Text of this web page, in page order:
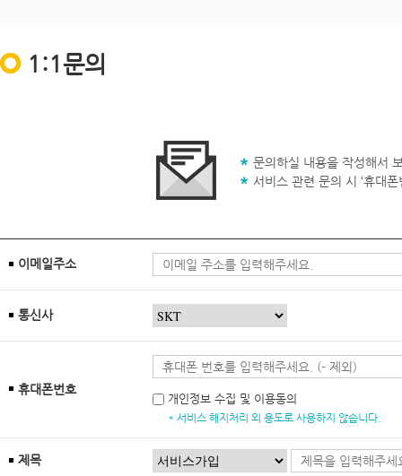
1:1문의
문의하실 내용을 작성해서
서비스 관련 문의 시 ‘휴대
이메일주소
통신사
휴대폰번호
개인정보 수집 및 이용동의
* 서비스 해지처리 외 용도로 사용하지 않습니다.
제목